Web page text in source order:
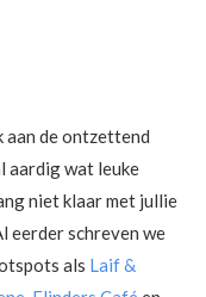
aan de ontzettend
aardig wat leuke
niet klaar met jullie
eerder schreven we
als Laif &